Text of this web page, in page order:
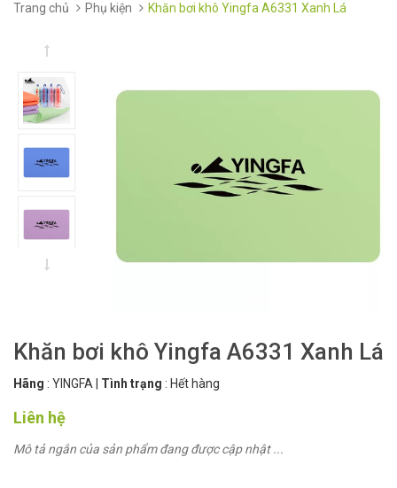
Trang chủ Phụ kiện Khăn bơi khô Yingfa A6331 Xanh Lá
Khăn bơi khô Yingfa A6331 Xanh Lá
Hãng : YINGFA Tình trạng : Hết hàng
Liên hệ
Mô tả ngắn của sản phẩm đang được cập nhật ...